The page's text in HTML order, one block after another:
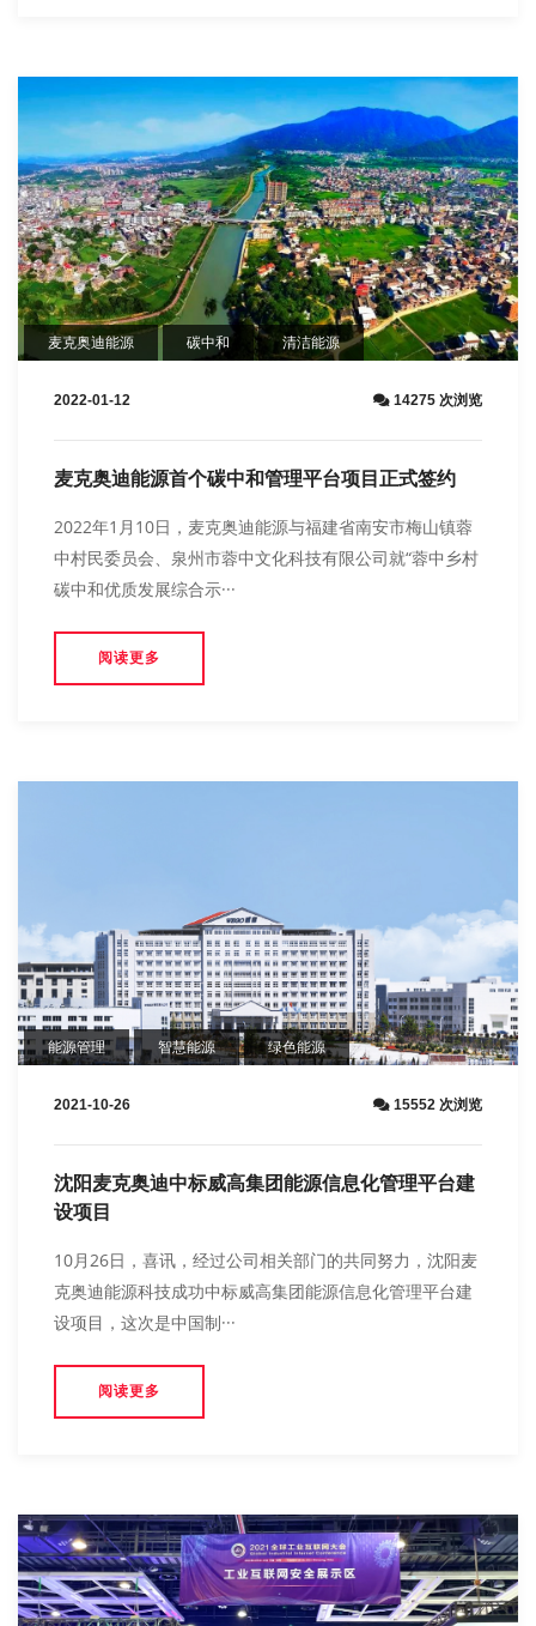
麦克奥迪能源 碳中和 清洁能源
2022-01-12 14275 次浏览
麦克奥迪能源首个碳中和管理平台项目正式签约
2022年1月10日，麦克奥迪能源与福建省南安市梅山镇蓉
中村民委员会、泉州市蓉中文化科技有限公司就“蓉中乡村
碳中和优质发展综合示···
阅读更多
能源管理 智慧能源 绿色能源
2021-10-26 15552 次浏览
沈阳麦克奥迪中标威高集团能源信息化管理平台建
设项目
10月26日，喜讯，经过公司相关部门的共同努力，沈阳麦
克奥迪能源科技成功中标威高集团能源信息化管理平台建
设项目，这次是中国制···
阅读更多